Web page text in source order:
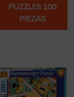
PUZZLES 100
PIEZAS